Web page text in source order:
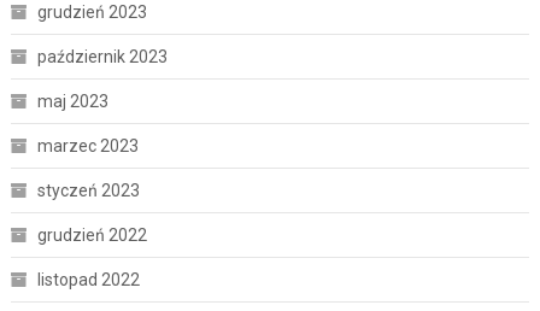
grudzień 2023
październik 2023
maj 2023
marzec 2023
styczeń 2023
grudzień 2022
listopad 2022